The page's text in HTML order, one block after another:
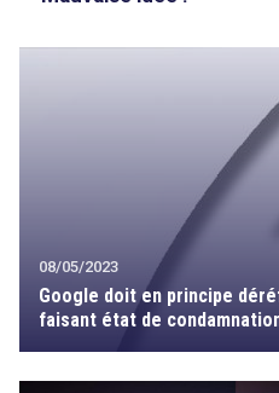
08/05/2023
Google doit en principe
faisant état de